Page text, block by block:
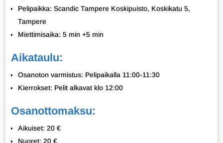
Pelipaikka: Scandic Tampere Koskipuisto, Koskikatu 5,
Tampere
Miettimisaika: 5 min +5 min
Aikataulu:
Osanoton varmistus: Pelipaikalla 11:00-11:30
Kierrokset: Pelit alkavat klo 12:00
Osanottomaksu:
Aikuiset: 20 €
Nuoret: 20 €